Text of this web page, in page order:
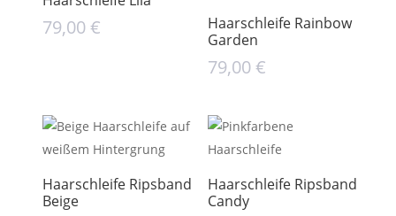
79,00€
Haarschleife Rainbow
Garden
79,00€
Haarschleife Ripsband
Beige
Haarschleife Ripsband
Candy